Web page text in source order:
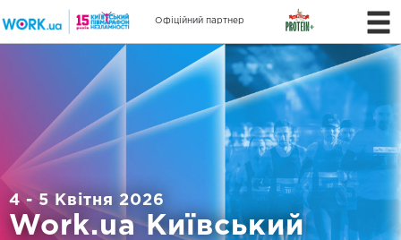
Офіційний партнер
4 - 5 Квітня 2026
Work.ua Київський